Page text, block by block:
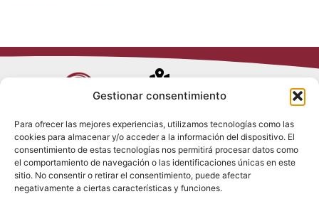
Gestionar consentimiento
Para ofrecer las mejores experiencias, utilizamos tecnologías como las
cookies para almacenar y/o acceder a la información del dispositivo. El
consentimiento de estas tecnologías nos permitirá procesar datos como
el comportamiento de navegación o las identificaciones únicas en este
sitio. No consentir o retirar el consentimiento, puede afectar
negativamente a ciertas características y funciones.
Avenida de
28017 Madrid
(España)
(+34) 910 917
Política de
Privacidad
Política de
Cookies